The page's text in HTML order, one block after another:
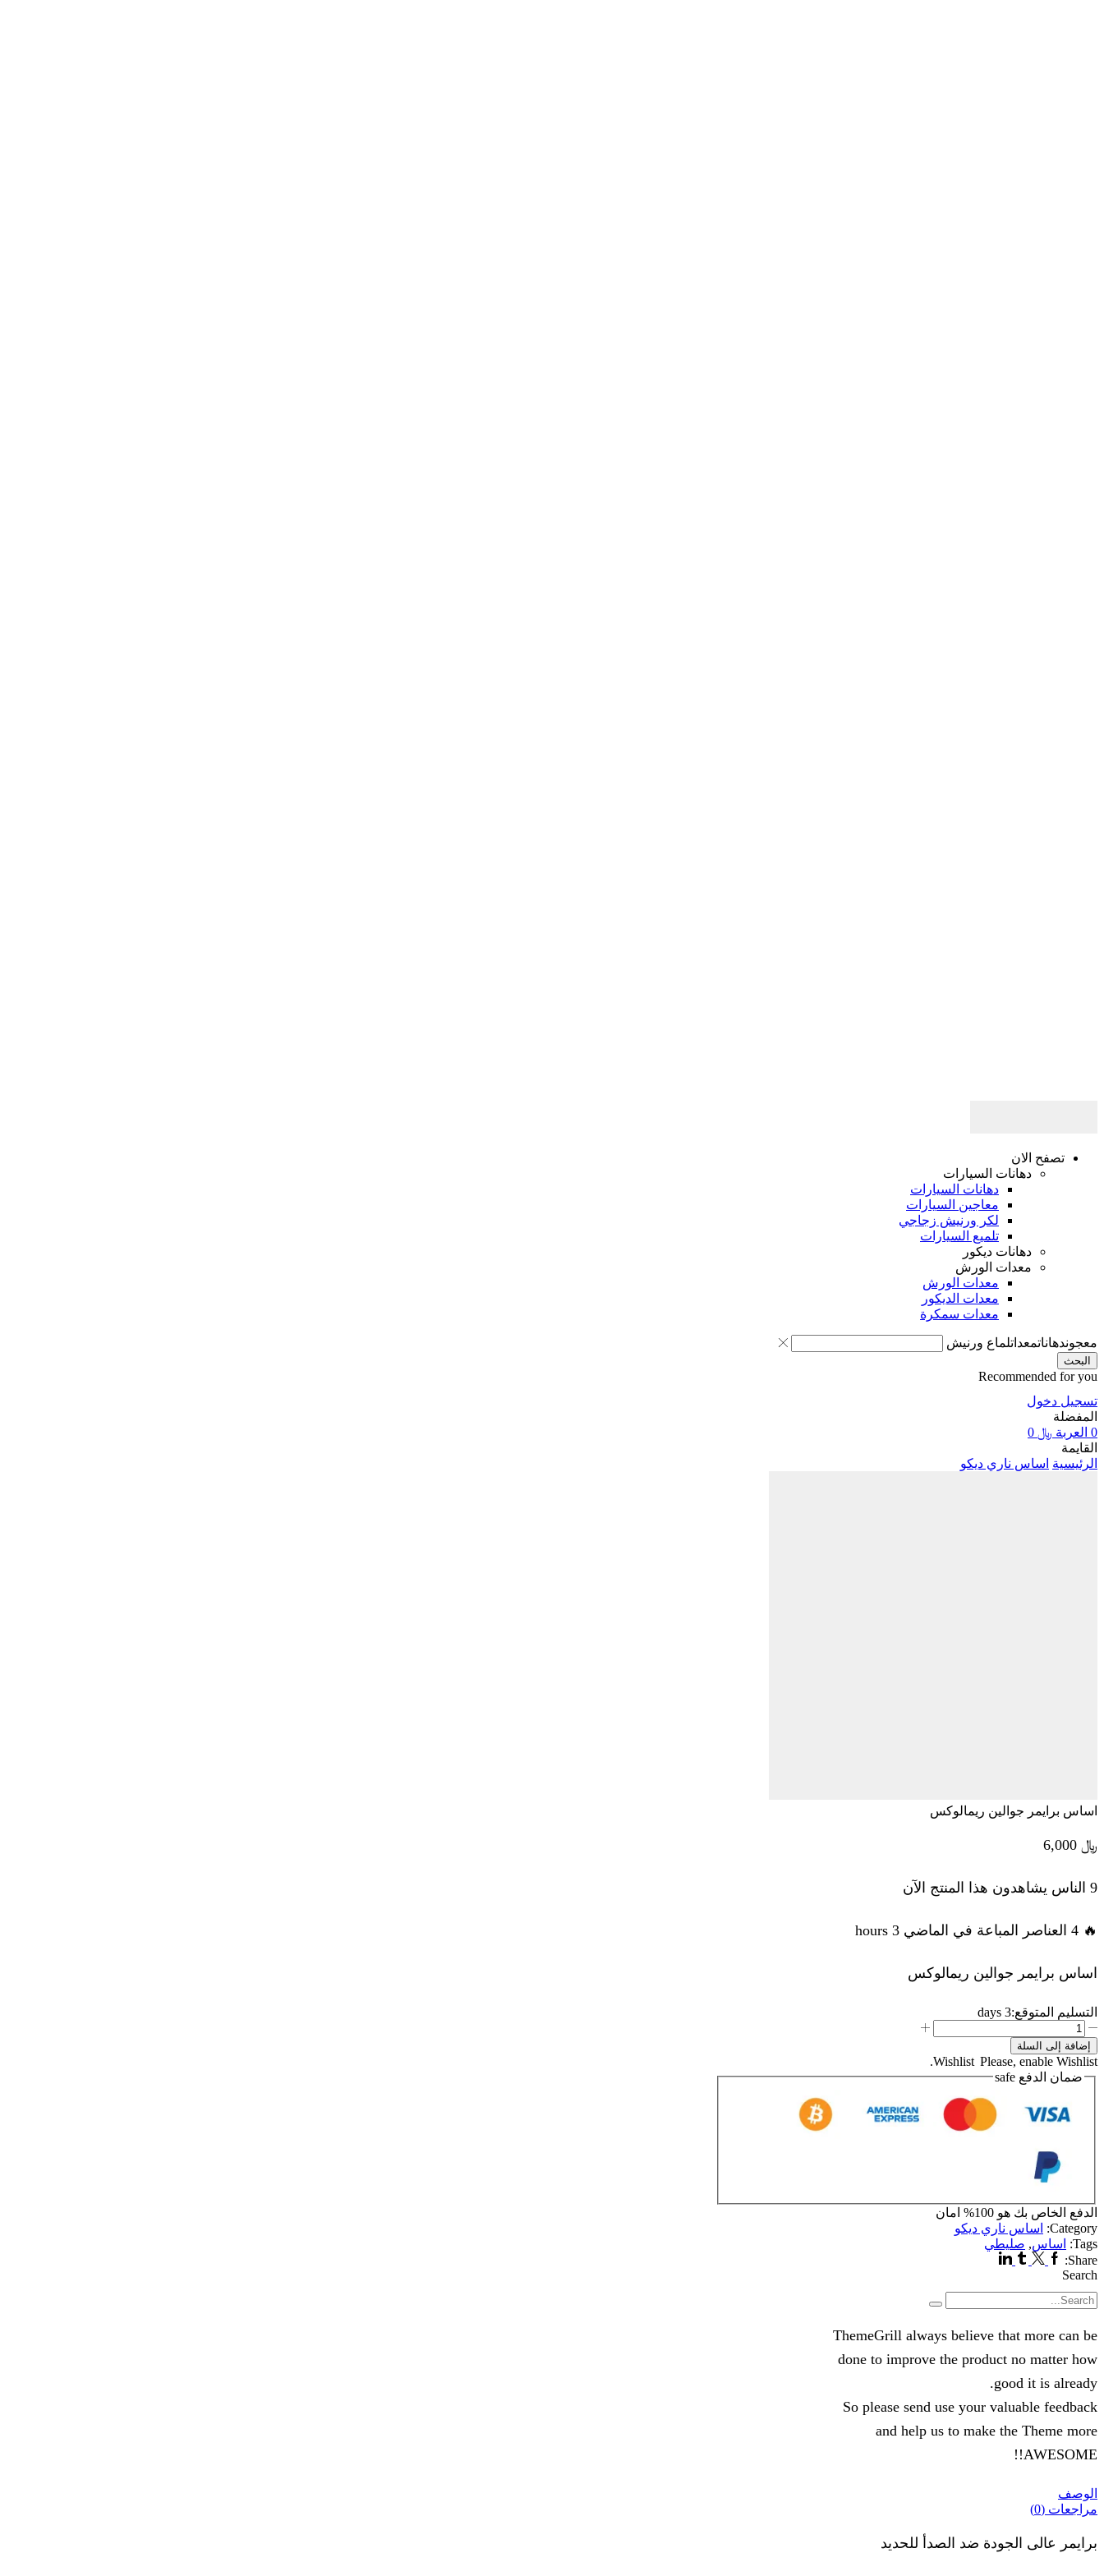
تصفح الان
دهانات السيارات
دهانات السيارات
معاجين السيارات
لكر ورنيش زجاجي
تلميع السيارات
دهانات ديكور
معدات الورش
معدات الورش
معدات الديكور
معدات سمكرة
معجوندهاناتمعداتلماع ورنيش
البحث
Recommended for you
تسجيل دخول
المفضلة
0 العربة ﷼
القايمة
الرئيسية اساس ناري ديكو
اساس برايمر جوالين ريمالوكس
﷼
9 الناس يشاهدون هذا المنتج الآن
🔥 4 العناصر المباعة في الماضي 3 hours
اساس برايمر جوالين ريمالوكس
التسليم المتوقع:3 days
كمية
اساس
برايمر
جوالين
إضافة إلى السلة
Wishlist Please, enable Wishlist.
ضمان الدفع safe
الدفع الخاص بك هو 100% امان
Category:
اساس ناري ديكو
Tags:
اساس, صليطي
Share:
Facebook
Twitter
Tumblr
Linkedin
Search
Search
ThemeGrill always believe that more can be
done to improve the product no matter how
good it is already.
So please send use your valuable feedback
and help us to make the Theme more
AWESOME!!
الوصف
مراجعات (0)
برايمر عالى الجودة ضد الصدأ للحديد